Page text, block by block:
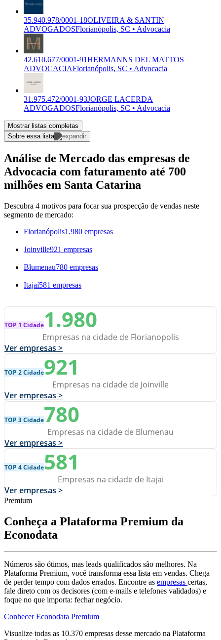
35.940.978/0001-18OLIVEIRA & SANTIN
ADVOGADOSFlorianópolis, SC • Advocacia
42.610.677/0001-91HERMANNS DEL MATTOS
ADVOCACIAFlorianópolis, SC • Advocacia
31.975.472/0001-93JORGE LACERDA
ADVOGADOSFlorianópolis, SC • Advocacia
Mostrar listas completas
Sobre essa lista
Análise de Mercado das empresas de
Advocacia com faturamento até 700
milhões em Santa Catarina
Descubra 4 motivos para focar sua prospecção de vendas neste
segmento de mercado:
Florianópolis1.980 empresas
Joinville921 empresas
Blumenau780 empresas
Itajaí581 empresas
TOP 1 Cidade1.980
Empresas na cidade de Florianopolis
Ver empresas >
TOP 2 Cidade921
Empresas na cidade de Joinville
Ver empresas >
TOP 3 Cidade780
Empresas na cidade de Blumenau
Ver empresas >
TOP 4 Cidade581
Empresas na cidade de Itajai
Ver empresas >
Premium
Conheça a Plataforma Premium da
Econodata
Números são ótimos, mas leads qualificados são melhores. Na
Plataforma Premium, você transforma essa lista em vendas. Chega
de perder tempo com dados errados. Encontre as empresas certas,
fale direto com os decisores (com e-mails e telefones validados) e
foque no que importa: fechar negócio.
Conhecer Econodata Premium
Visualize todas as 10.370 empresas desse mercado na Plataforma